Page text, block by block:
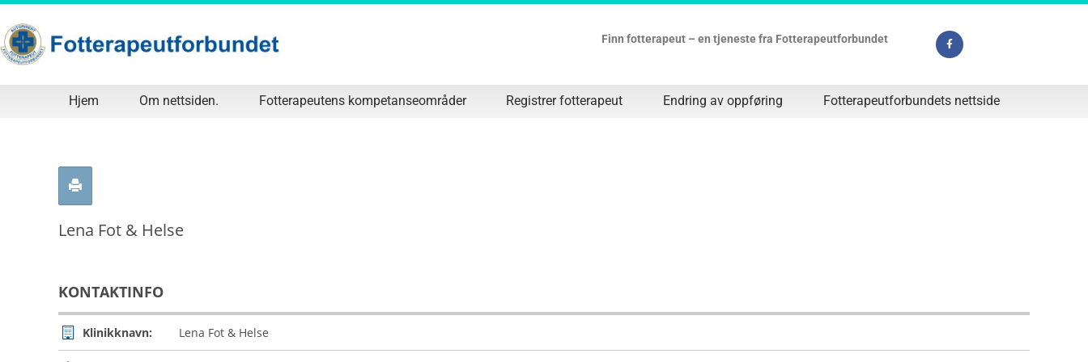
Finn fotterapeut – en tjeneste fra Fotterapeutforbundet
Hjem Om nettsiden. Fotterapeutens kompetanseområder Registrer fotterapeut Endring av oppføring Fotterapeutforbundets nettside
Lena Fot & Helse
KONTAKTINFO
Klinikknavn: Lena Fot & Helse